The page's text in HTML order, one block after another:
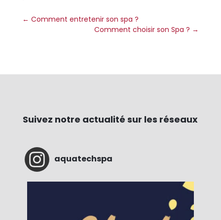
← Comment entretenir son spa ?
Comment choisir son Spa ? →
Suivez notre actualité sur les réseaux
aquatechspa